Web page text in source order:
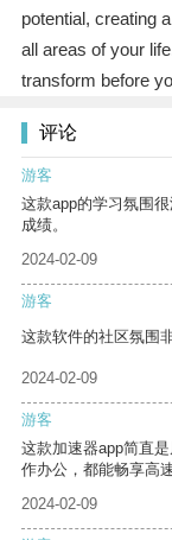
potential, creating
all areas of your
transform before
评论
游客
这款app的学习氛围
成绩。
2024-02-09
游客
这款软件的社区氛围
2024-02-09
游客
这款加速器app简直
作办公，都能畅享高
2024-02-09